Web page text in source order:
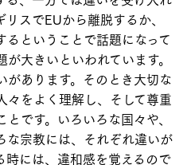
スでEUから離脱するか、
ということで話題になって
大きいといわれています。
あります。そのとき大切な
々をよく理解し、そして尊重
です。いろいろな国々や、
な宗教には、それぞれ違いが
時には、違和感を覚えるので